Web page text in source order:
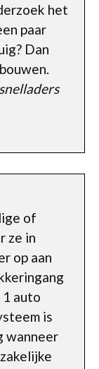
het
paar
Dan
snelladers
of
ze in
op aan
1 auto
is
wanneer